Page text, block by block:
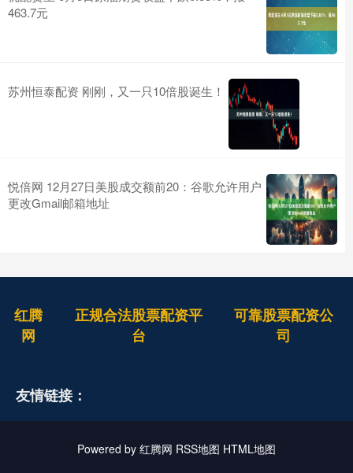
463.7元
苏州恒泰配资 刚刚，又一只10倍股诞生！
悦倍网 12月27日美股成交额前20：谷歌允许用户
更改Gmail邮箱地址
红腾
网
正规合法股票配资平
台
可靠股票配资公
司
友情链接：
Powered by 红腾网 RSS地图 HTML地图